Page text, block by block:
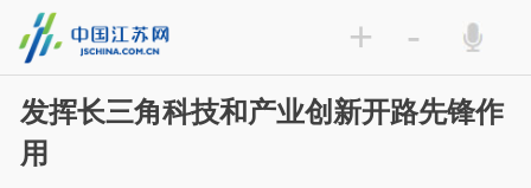
+ -
发挥长三角科技和产业创新开路先锋作
用